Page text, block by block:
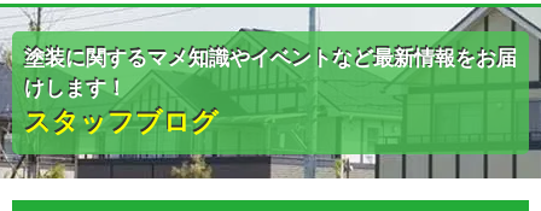
塗装に関するマメ知識やイベントなど最新情報をお届
けします！
スタッフブログ